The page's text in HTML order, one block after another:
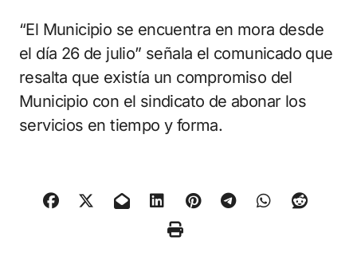
“El Municipio se encuentra en mora desde
el día 26 de julio” señala el comunicado que
resalta que existía un compromiso del
Municipio con el sindicato de abonar los
servicios en tiempo y forma.